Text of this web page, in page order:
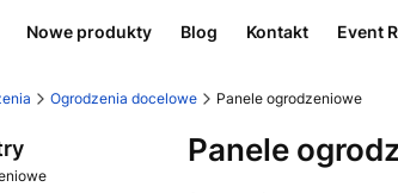
Nowe produkty Blog Kontakt Event
Ogrodzenia docelowe Panele ogrodzeniowe
Panele